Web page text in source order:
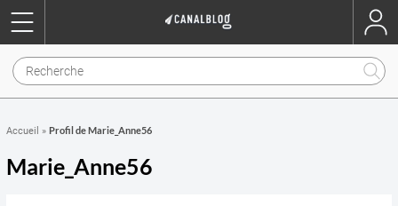
Accueil » Profil de Marie_Anne56
Marie_Anne56